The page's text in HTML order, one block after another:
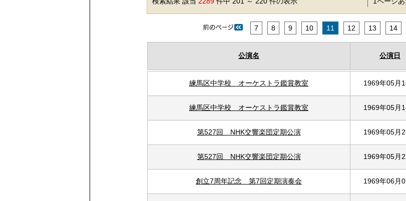
7 8 9 10 11 12 13 14
公演名 公演日
練馬区中学校 オーケストラ鑑賞教室 1969年05月
練馬区中学校 オーケストラ鑑賞教室 1969年05月
第527回 NHK交響楽団定期公演 1969年05月
第527回 NHK交響楽団定期公演 1969年05月
創立7周年記念 第7回定期演奏会 1969年06月